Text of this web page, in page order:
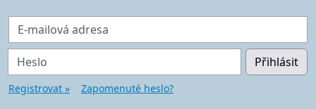
E-mailová adresa
Heslo Přihlásit
Registrovat » Zapomenuté heslo?